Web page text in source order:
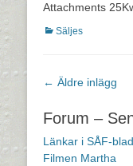
Attachments
Kategorier
Säljes
← Äldre inlägg
Forum –
Länkar i SÅF-
Filmen Martha